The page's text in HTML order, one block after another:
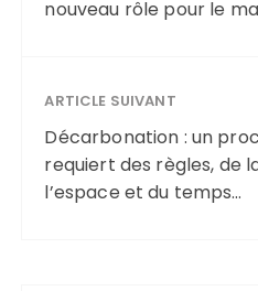
nouveau rôle pour le
ARTICLE SUIVANT
Décarbonation : un
requiert des règles, de
l’espace et du temps…